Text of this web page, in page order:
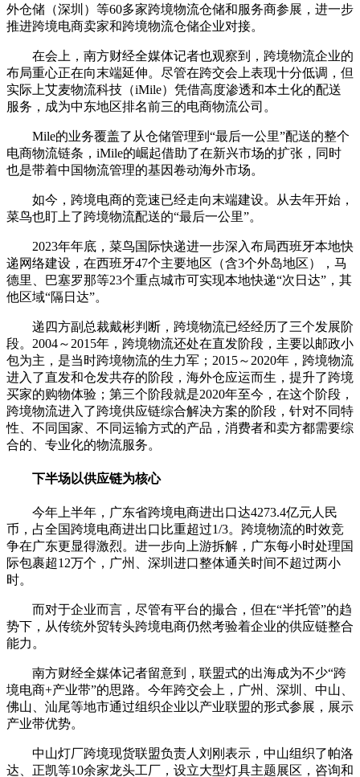
外仓储（深圳）等60多家跨境物流仓储和服务商参展，进一步
推进跨境电商卖家和跨境物流仓储企业对接。
在会上，南方财经全媒体记者也观察到，跨境物流企业的
布局重心正在向末端延伸。尽管在跨交会上表现十分低调，但
实际上艾麦物流科技（iMile）凭借高度渗透和本土化的配送
服务，成为中东地区排名前三的电商物流公司。
Mile的业务覆盖了从仓储管理到“最后一公里”配送的整个
电商物流链条，iMile的崛起借助了在新兴市场的扩张，同时
也是带着中国物流管理的基因卷动海外市场。
如今，跨境电商的竞速已经走向末端建设。从去年开始，
菜鸟也盯上了跨境物流配送的“最后一公里”。
2023年年底，菜鸟国际快递进一步深入布局西班牙本地快
递网络建设，在西班牙47个主要地区（含3个外岛地区），马
德里、巴塞罗那等23个重点城市可实现本地快递“次日达”，其
他区域“隔日达”。
递四方副总裁戴彬判断，跨境物流已经经历了三个发展阶
段。2004～2015年，跨境物流还处在直发阶段，主要以邮政小
包为主，是当时跨境物流的生力军；2015～2020年，跨境物流
进入了直发和仓发共存的阶段，海外仓应运而生，提升了跨境
买家的购物体验；第三个阶段就是2020年至今，在这个阶段，
跨境物流进入了跨境供应链综合解决方案的阶段，针对不同特
性、不同国家、不同运输方式的产品，消费者和卖方都需要综
合的、专业化的物流服务。
下半场以供应链为核心
今年上半年，广东省跨境电商进出口达4273.4亿元人民
币，占全国跨境电商进出口比重超过1/3。跨境物流的时效竞
争在广东更显得激烈。进一步向上游拆解，广东每小时处理国
际包裹超12万个，广州、深圳进口整体通关时间不超过两小
时。
而对于企业而言，尽管有平台的撮合，但在“半托管”的趋
势下，从传统外贸转头跨境电商仍然考验着企业的供应链整合
能力。
南方财经全媒体记者留意到，联盟式的出海成为不少“跨
境电商+产业带”的思路。今年跨交会上，广州、深圳、中山、
佛山、汕尾等地市通过组织企业以产业联盟的形式参展，展示
产业带优势。
中山灯厂跨境现货联盟负责人刘刚表示，中山组织了帕洛
达、正凯等10余家龙头工厂，设立大型灯具主题展区，咨询和